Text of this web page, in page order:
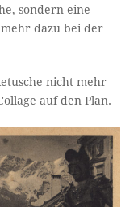
sondern eine
dazu bei der
nicht mehr
auf den Plan.